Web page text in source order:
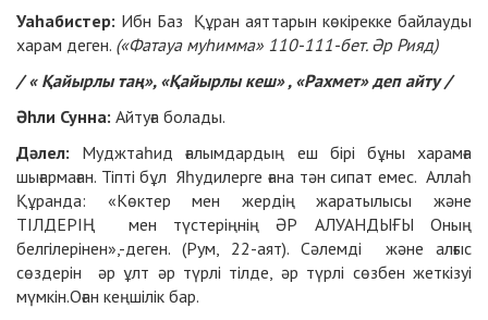
Уаһабистер: Ибн Баз Құран аяттарын көкірекке байлауды
харам деген. («Фатауа муһимма» 110-111-бет. Әр Рияд)
/ « Қайырлы таң», «Қайырлы кеш» , «Рахмет» деп айту /
Әһли Сунна: Айтуға болады.
Дәлел: Муджтаһид ғалымдардың еш бірі бұны харамға
шығармаған. Тіпті бұл Яһудилерге ғана тән сипат емес. Аллаһ
Құранда: «Көктер мен жердің жаратылысы және
ТІЛДЕРІҢ мен түстеріңнің ӘР АЛУАНДЫҒЫ Оның
белгілерінен»,-деген. (Рум, 22-аят). Сәлемді және алғыс
сөздерін әр ұлт әр түрлі тілде, әр түрлі сөзбен жеткізуі
мүмкін.Оған кеңшілік бар.